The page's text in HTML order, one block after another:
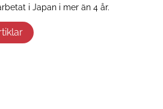
i Japan i mer än 4 år.